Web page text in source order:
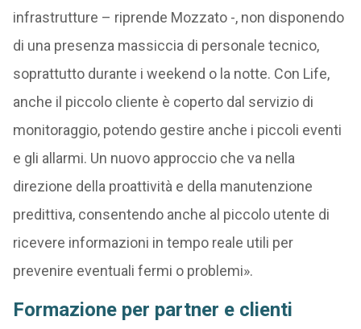
infrastrutture – riprende Mozzato -, non disponendo
di una presenza massiccia di personale tecnico,
soprattutto durante i weekend o la notte. Con Life,
anche il piccolo cliente è coperto dal servizio di
monitoraggio, potendo gestire anche i piccoli eventi
e gli allarmi. Un nuovo approccio che va nella
direzione della proattività e della manutenzione
predittiva, consentendo anche al piccolo utente di
ricevere informazioni in tempo reale utili per
prevenire eventuali fermi o problemi».
Formazione per partner e clienti